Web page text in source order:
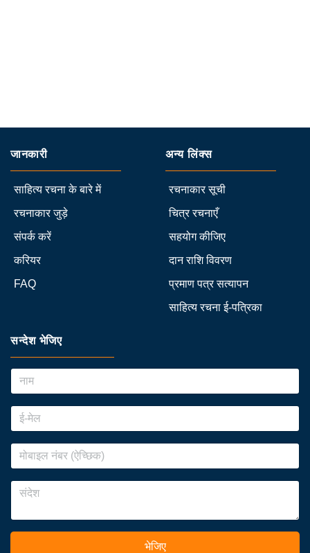
जानकारी
साहित्य रचना के बारे में
रचनाकार जुड़े
संपर्क करें
करियर
FAQ
अन्य लिंक्स
रचनाकार सूची
चित्र रचनाएँ
सहयोग कीजिए
दान राशि विवरण
प्रमाण पत्र सत्यापन
साहित्य रचना ई-पत्रिका
सन्देश भेजिए
भेजिए